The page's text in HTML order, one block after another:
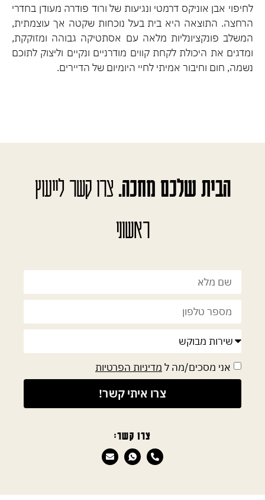
לחיפוי אבן אוניקס דרמטי ונגיעות של ורוד פודרה מעודן בחדרי
הרחצה. התוצאה היא בית בעל נוכחות שקטה אך עוצמתית,
המשלב פונקציונליות מלאה עם אסתטיקה גבוהה ומזוקקת,
ומדגים את היכולת לקחת קווים מודרניים ונקיים וליצוק לתוכם
נשמה, חום וחיבור אמיתי לחיי היומיום של הדיירים.
הבית שלכם מחכה. צרו קשר לייעוץ
ראשוני
אני מסכים/מה ל מדיניות הפרטיות
צרו איתי קשר!
צרו קשר: